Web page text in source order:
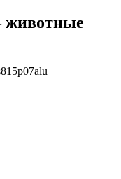
животные